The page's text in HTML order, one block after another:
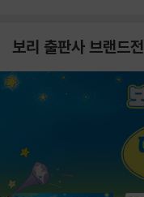
보리 출판사 브랜드전